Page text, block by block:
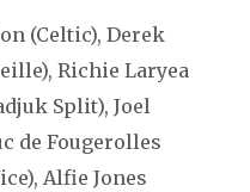
(Celtic), Derek
Richie Laryea
Split), Joel
de Fougerolles
Alfie Jones